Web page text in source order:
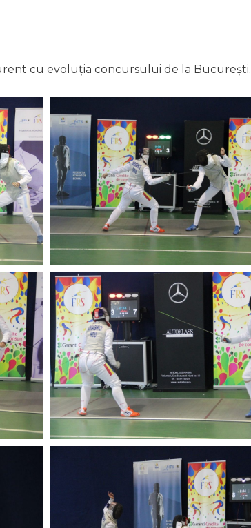
cu evoluția concursului de la București.